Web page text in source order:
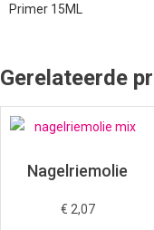
Primer 15ML
Gerelateerde
Nagelriemolie
€ 2,07